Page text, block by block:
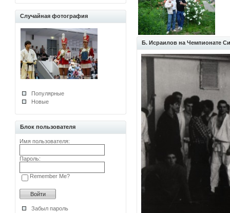
Случайная фотография
Популярные
Новые
Блок пользователя
Имя пользователя:
Пароль:
Remember Me?
Забыл пароль
Б. Исраилов на Чемпионате